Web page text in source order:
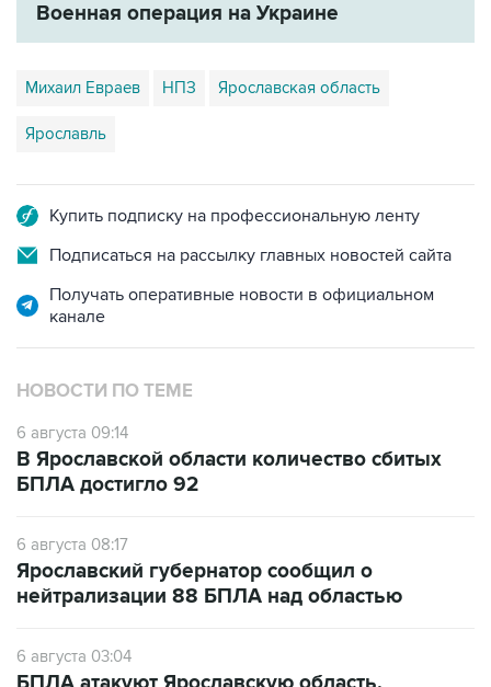
Военная операция на Украине
Михаил Евраев НПЗ Ярославская область
Ярославль
Купить подписку на профессиональную ленту
Подписаться на рассылку главных новостей сайта
Получать оперативные новости в официальном
канале
НОВОСТИ ПО ТЕМЕ
6 августа 09:14
В Ярославской области количество сбитых
БПЛА достигло 92
6 августа 08:17
Ярославский губернатор сообщил о
нейтрализации 88 БПЛА над областью
6 августа 03:04